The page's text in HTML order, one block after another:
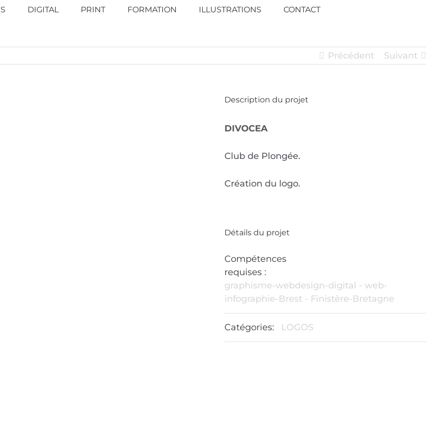
DIGITAL PRINT FORMATION ILLUSTRATIONS CONTACT
Précédent Suivant
Description du projet
DIVOCEA
Club de Plongée.
Création du logo.
Détails du projet
Compétences
requises :
graphisme-webdesign-digital - web-
infographie-Brest - Finistère-Bretagne
Catégories: LOGOS